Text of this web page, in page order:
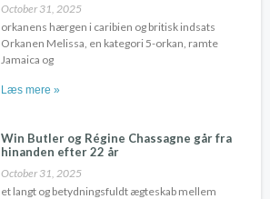
October 31, 2025
orkanens hærgen i caribien og britisk indsats
Orkanen Melissa, en kategori 5-orkan, ramte
Jamaica og
Læs mere »
Win Butler og Régine Chassagne går fra
hinanden efter 22 år
October 31, 2025
et langt og betydningsfuldt ægteskab mellem